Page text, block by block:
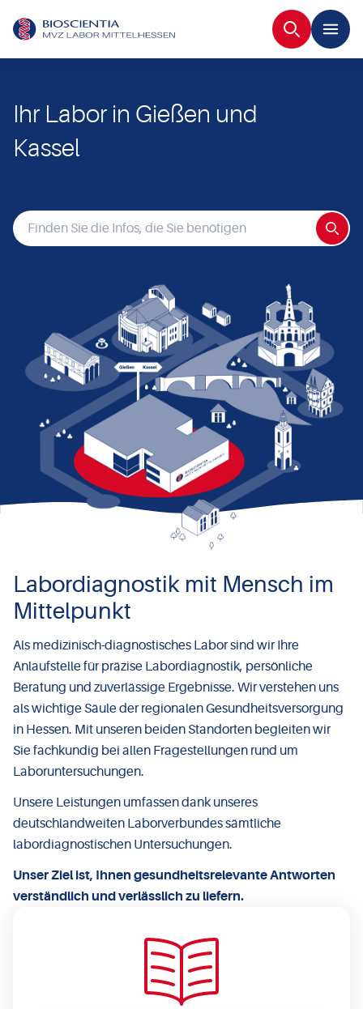
Suche
Ihr Labor in Gießen und
Kassel
Labordiagnostik mit Mensch im
Mittelpunkt
Als medizinisch-diagnostisches Labor sind wir Ihre
Anlaufstelle für präzise Labordiagnostik, persönliche
Beratung und zuverlässige Ergebnisse. Wir verstehen uns
als wichtige Säule der regionalen Gesundheitsversorgung
in Hessen. Mit unseren beiden Standorten begleiten wir
Sie fachkundig bei allen Fragestellungen rund um
Laboruntersuchungen.
Unsere Leistungen umfassen dank unseres
deutschlandweiten Laborverbundes sämtliche
labordiagnostischen Untersuchungen.
Unser Ziel ist, Ihnen gesundheitsrelevante Antworten
verständlich und verlässlich zu liefern.